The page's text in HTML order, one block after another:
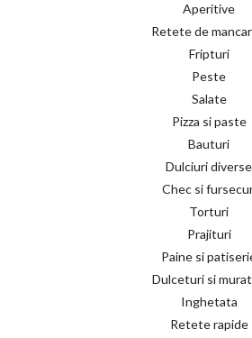
Aperitive
Retete de
Fripturi
Peste
Salate
Pizza si paste
Bauturi
Dulciuri diverse
Chec si
Torturi
Prajituri
Paine si
Dulceturi si
Inghetata
Retete rapide